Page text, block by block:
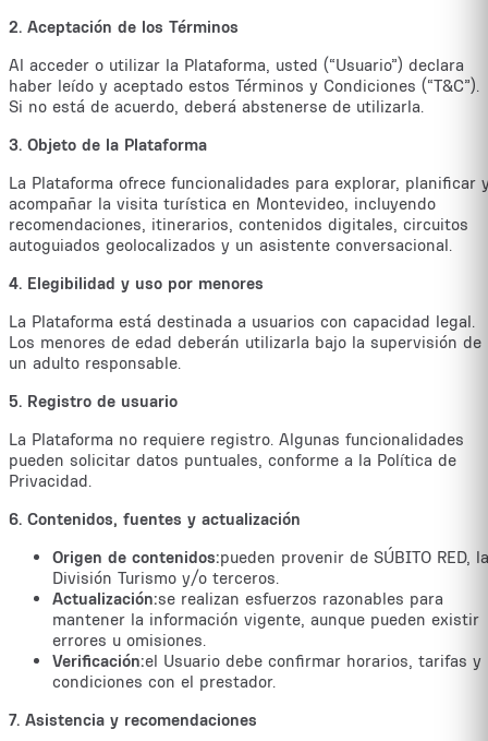
2. Aceptación de los Términos
Al acceder o utilizar la Plataforma, usted (“Usuario”) declara
haber leído y aceptado estos Términos y Condiciones (“T&C”).
Si no está de acuerdo, deberá abstenerse de utilizarla.
3. Objeto de la Plataforma
La Plataforma ofrece funcionalidades para explorar, planificar
acompañar la visita turística en Montevideo, incluyendo
recomendaciones, itinerarios, contenidos digitales, circuitos
autoguiados geolocalizados y un asistente conversacional.
4. Elegibilidad y uso por menores
La Plataforma está destinada a usuarios con capacidad legal.
Los menores de edad deberán utilizarla bajo la supervisión de
un adulto responsable.
5. Registro de usuario
La Plataforma no requiere registro. Algunas funcionalidades
pueden solicitar datos puntuales, conforme a la Política de
Privacidad.
6. Contenidos, fuentes y actualización
Origen de contenidos:pueden provenir de SÚBITO RED, la
División Turismo y/o terceros.
Actualización:se realizan esfuerzos razonables para
mantener la información vigente, aunque pueden existir
errores u omisiones.
Verificación:el Usuario debe confirmar horarios, tarifas y
condiciones con el prestador.
7. Asistencia y recomendaciones